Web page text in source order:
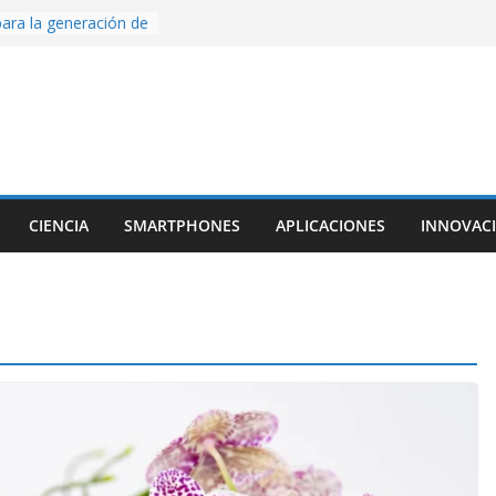
la generación de
con Inteligencia
una app
una
CIENCIA SMARTPHONES APLICACIONES